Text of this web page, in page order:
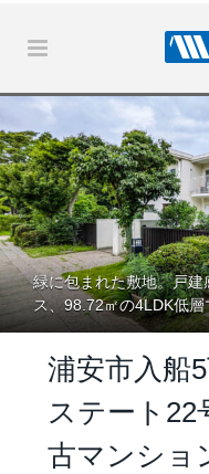
緑に包まれた敷地。戸
ス、98.72㎡の4LDK低
浦安市入船
ステート
古マンシ